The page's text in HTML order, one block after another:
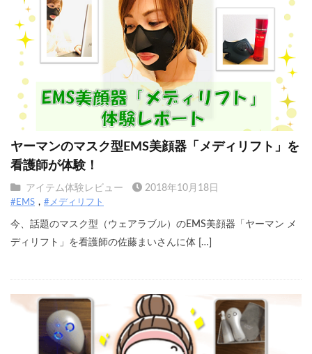
ヤーマンのマスク型EMS美顔器「メディリフト」を
看護師が体験！
アイテム体験レビュー 2018年10月18日
#EMS #メディリフト
今、話題のマスク型（ウェアラブル）のEMS美顔器「ヤーマン メ
ディリフト」を看護師の佐藤まいさんに体 […]